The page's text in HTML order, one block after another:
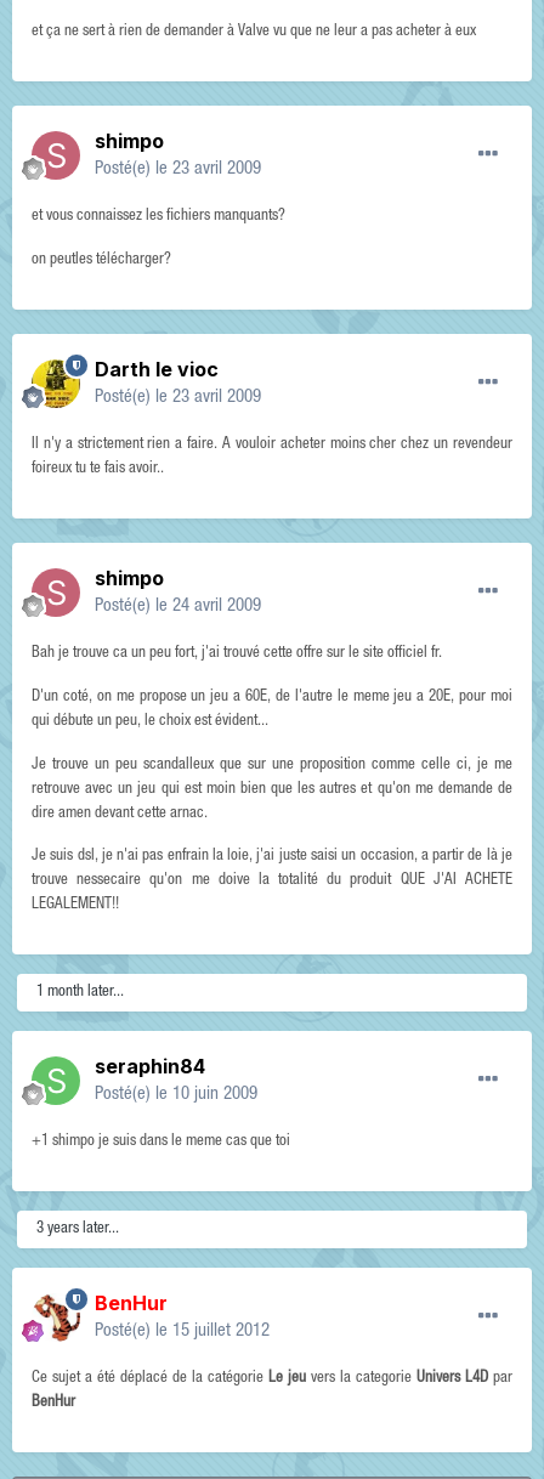
et ça ne sert à rien de demander à Valve vu que ne leur a pas acheter à eux
shimpo
Posté(e) le 23 avril 2009
et vous connaissez les fichiers manquants?
on peutles télécharger?
Darth le vioc
Posté(e) le 23 avril 2009
Il n'y a strictement rien a faire. A vouloir acheter moins cher chez un revendeur
foireux tu te fais avoir..
shimpo
Posté(e) le 24 avril 2009
Bah je trouve ca un peu fort, j'ai trouvé cette offre sur le site officiel fr.
D'un coté, on me propose un jeu a 60E, de l'autre le meme jeu a 20E, pour moi
qui débute un peu, le choix est évident...
Je trouve un peu scandalleux que sur une proposition comme celle ci, je me
retrouve avec un jeu qui est moin bien que les autres et qu'on me demande de
dire amen devant cette arnac.
Je suis dsl, je n'ai pas enfrain la loie, j'ai juste saisi un occasion, a partir de là je
trouve nessecaire qu'on me doive la totalité du produit QUE J'AI ACHETE
LEGALEMENT!!
1 month later...
seraphin84
Posté(e) le 10 juin 2009
+1 shimpo je suis dans le meme cas que toi
3 years later...
BenHur
Posté(e) le 15 juillet 2012
Ce sujet a été déplacé de la catégorie Le jeu vers la categorie Univers L4D par
BenHur